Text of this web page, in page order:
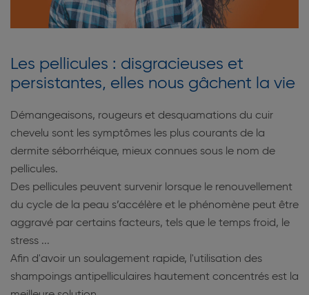
Les pellicules : disgracieuses et
persistantes, elles nous gâchent la vie
Démangeaisons, rougeurs et desquamations du cuir
chevelu sont les symptômes les plus courants de la
dermite séborrhéique, mieux connues sous le nom de
pellicules.
Des pellicules peuvent survenir lorsque le renouvellement
du cycle de la peau s’accélère et le phénomène peut être
aggravé par certains facteurs, tels que le temps froid, le
stress ...
Afin d'avoir un soulagement rapide, l'utilisation des
shampoings antipelliculaires hautement concentrés est la